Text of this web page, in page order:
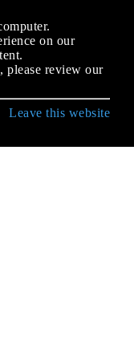
on our
please review our
Leave this website